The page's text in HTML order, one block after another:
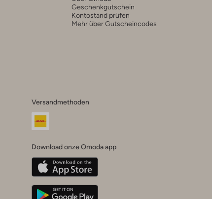
Geschenkgutschein
Kontostand prüfen
Mehr über Gutscheincodes
Versandmethoden
Download onze Omoda app